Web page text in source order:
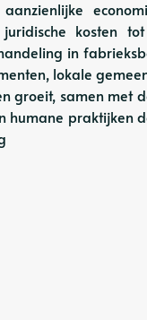
kosten
in
lokale
groeit, samen met
humane praktijken